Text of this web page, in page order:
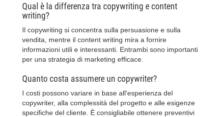
Qual è la differenza tra copywriting e content
writing?
Il copywriting si concentra sulla persuasione e sulla
vendita, mentre il content writing mira a fornire
informazioni utili e interessanti. Entrambi sono importanti
per una strategia di marketing efficace.
Quanto costa assumere un copywriter?
I costi possono variare in base all'esperienza del
copywriter, alla complessità del progetto e alle esigenze
specifiche del cliente. È consigliabile ottenere preventivi